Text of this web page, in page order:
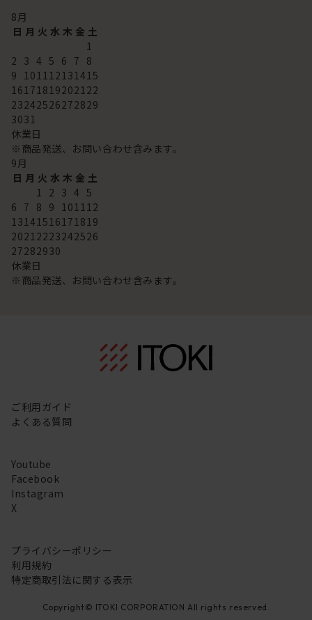
8月
日 月 火 水 木 金 土
1
2 3 4 5 6 7 8
9 101112131415
16171819202122
23242526272829
3031
休業日
※商品発送、お問い合わせ含みます。
9月
日 月 火 水 木 金 土
1 2 3 4 5
6 7 8 9 101112
13141516171819
20212223242526
27282930
休業日
※商品発送、お問い合わせ含みます。
ご利用ガイド
よくある質問
Youtube
Facebook
Instagram
X
プライバシーポリシー
利用規約
特定商取引法に関する表示
Copyright© ITOKI CORPORATION All rights reserved.